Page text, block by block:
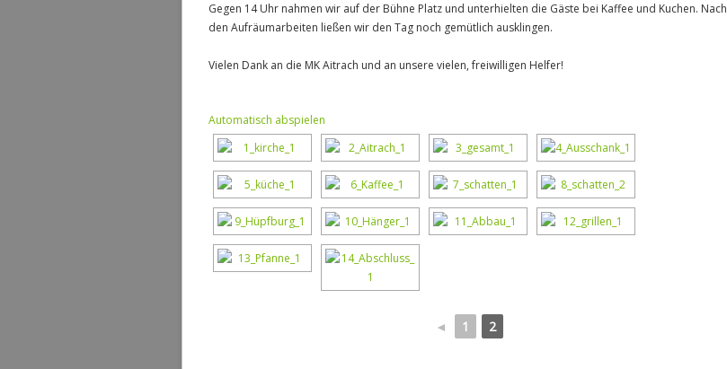
Gegen 14 Uhr nahmen wir auf der Bühne Platz und unterhielten die Gäste bei Kaffee und Kuchen. Nach
den Aufräumarbeiten ließen wir den Tag noch gemütlich ausklingen.
Vielen Dank an die MK Aitrach und an unsere vielen, freiwilligen Helfer!
Automatisch abspielen
◄ 1 2